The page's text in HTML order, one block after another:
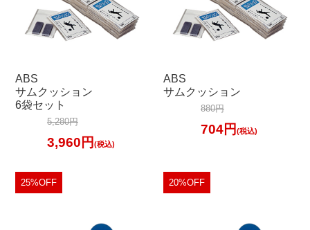
ABS
サムクッション
6袋セット
5,280円
3,960円 (税込)
ABS
サムクッション
880円
704円(税込)
25%OFF 20%OFF